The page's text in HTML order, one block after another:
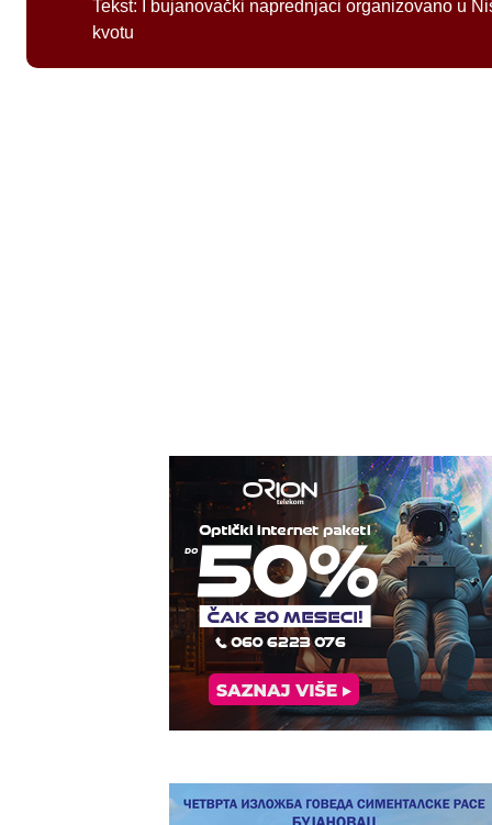
Tekst:
I bujanovački naprednjaci organizovano u
kvotu